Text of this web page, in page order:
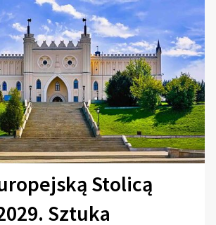
Stolicą
Sztuka